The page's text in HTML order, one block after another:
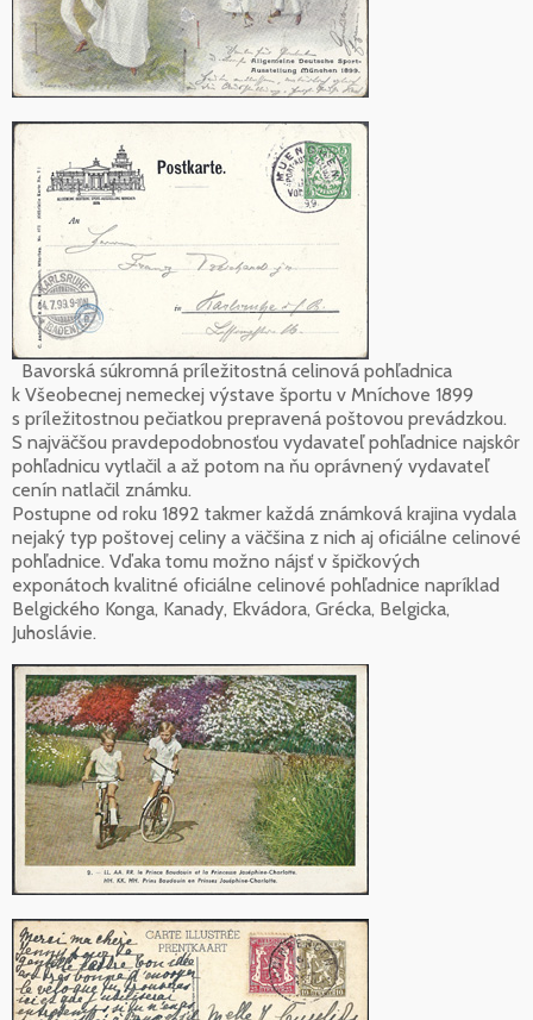
Bavorská súkromná príležitostná celinová pohľadnica
k Všeobecnej nemeckej výstave športu v Mníchove 1899
s príležitostnou pečiatkou prepravená poštovou prevádzkou.
S najväčšou pravdepodobnosťou vydavateľ pohľadnice najskôr
pohľadnicu vytlačil a až potom na ňu oprávnený vydavateľ
cenín natlačil známku.
Postupne od roku 1892 takmer každá známková krajina vydala
nejaký typ poštovej celiny a väčšina z nich aj oficiálne celinové
pohľadnice. Vďaka tomu možno nájsť v špičkových
exponátoch kvalitné oficiálne celinové pohľadnice napríklad
Belgického Konga, Kanady, Ekvádora, Grécka, Belgicka,
Juhoslávie.